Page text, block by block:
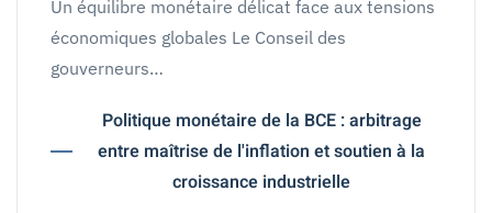
Un équilibre monétaire délicat face aux tensions
économiques globales Le Conseil des
gouverneurs…
Politique monétaire de la BCE : arbitrage
entre maîtrise de l'inflation et soutien à la
croissance industrielle